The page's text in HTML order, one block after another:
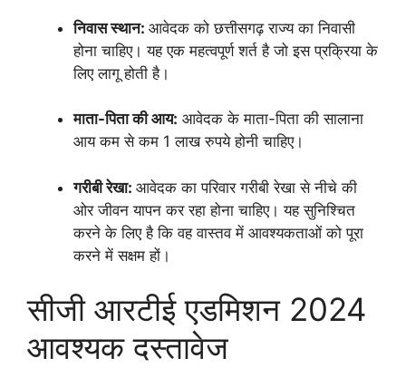
निवास स्थान: आवेदक को छत्तीसगढ़ राज्य का निवासी
होना चाहिए। यह एक महत्वपूर्ण शर्त है जो इस प्रक्रिया के
लिए लागू होती है।
माता-पिता की आय: आवेदक के माता-पिता की सालाना
आय कम से कम 1 लाख रुपये होनी चाहिए।
गरीबी रेखा: आवेदक का परिवार गरीबी रेखा से नीचे की
ओर जीवन यापन कर रहा होना चाहिए। यह सुनिश्चित
करने के लिए है कि वह वास्तव में आवश्यकताओं को पूरा
करने में सक्षम हों।
सीजी आरटीई एडमिशन 2024
आवश्यक दस्तावेज